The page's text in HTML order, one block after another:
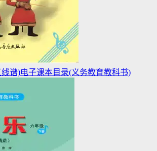
谱)电子课本目录(义务教育教科书)